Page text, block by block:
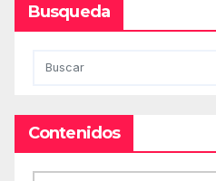
Busqueda
Contenidos